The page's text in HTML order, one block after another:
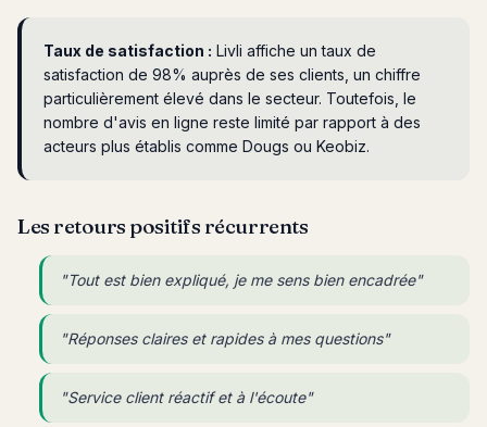
Taux de satisfaction : Livli affiche un taux de
satisfaction de 98% auprès de ses clients, un chiffre
particulièrement élevé dans le secteur. Toutefois, le
nombre d'avis en ligne reste limité par rapport à des
acteurs plus établis comme Dougs ou Keobiz.
Les retours positifs récurrents
"Tout est bien expliqué, je me sens bien encadrée"
"Réponses claires et rapides à mes questions"
"Service client réactif et à l'écoute"